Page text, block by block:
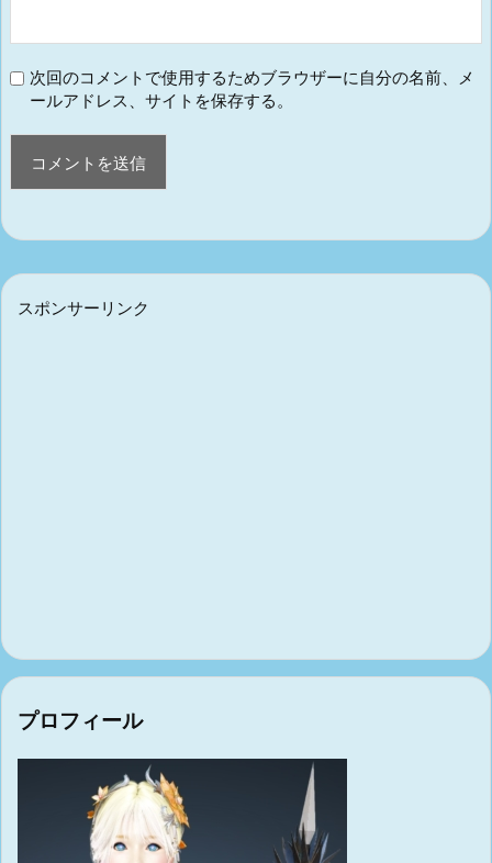
次回のコメントで使用するためブラウザーに自分の名前、メ
ールアドレス、サイトを保存する。
スポンサーリンク
プロフィール